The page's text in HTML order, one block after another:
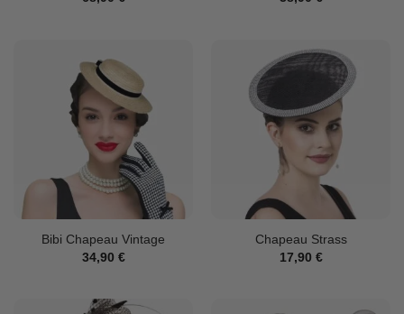
Bibi Chapeau Vintage
34,90 €
Chapeau Strass
17,90 €